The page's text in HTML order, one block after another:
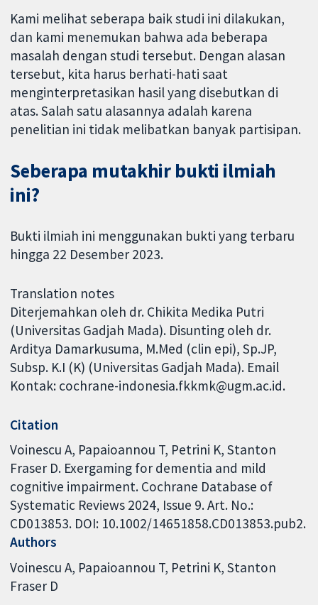
Kami melihat seberapa baik studi ini dilakukan,
dan kami menemukan bahwa ada beberapa
masalah dengan studi tersebut. Dengan alasan
tersebut, kita harus berhati-hati saat
menginterpretasikan hasil yang disebutkan di
atas. Salah satu alasannya adalah karena
penelitian ini tidak melibatkan banyak partisipan.
Seberapa mutakhir bukti ilmiah
ini?
Bukti ilmiah ini menggunakan bukti yang terbaru
hingga 22 Desember 2023.
Translation notes
Diterjemahkan oleh dr. Chikita Medika Putri
(Universitas Gadjah Mada). Disunting oleh dr.
Arditya Damarkusuma, M.Med (clin epi), Sp.JP,
Subsp. K.I (K) (Universitas Gadjah Mada). Email
Kontak: cochrane-indonesia.fkkmk@ugm.ac.id.
Citation
Voinescu A, Papaioannou T, Petrini K, Stanton
Fraser D. Exergaming for dementia and mild
cognitive impairment. Cochrane Database of
Systematic Reviews 2024, Issue 9. Art. No.:
CD013853. DOI: 10.1002/14651858.CD013853.pub2.
Authors
Voinescu A Papaioannou T Petrini K Stanton
Fraser D